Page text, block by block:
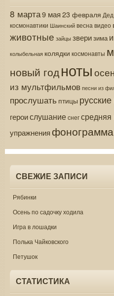
8 марта9 мая 23 февраля
космонавтики Шаинскийвесна видео
животные зайцы зверизима
колыбельная колядки космонавты
новый годноты
из мультфильмов песни из
прослушать птицы
героислушаниеснегсредняя
упражнения фонограмма
СВЕЖИЕ ЗАПИСИ
Рябинки
Осень по садочку ходила
Игра в лошадки
Полька Чайковского
Петушок
СТАТИСТИКА